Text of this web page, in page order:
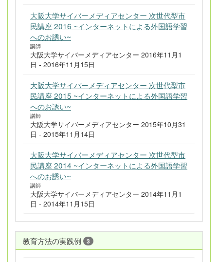
大阪大学サイバーメディアセンター 次世代型市
民講座 2016 ~インターネットによる外国語学習
へのお誘い~
講師
大阪大学サイバーメディアセンター 2016年11月1
日 - 2016年11月15日
大阪大学サイバーメディアセンター 次世代型市
民講座 2015 ~インターネットによる外国語学習
へのお誘い~
講師
大阪大学サイバーメディアセンター 2015年10月31
日 - 2015年11月14日
大阪大学サイバーメディアセンター 次世代型市
民講座 2014 ~インターネットによる外国語学習
へのお誘い~
講師
大阪大学サイバーメディアセンター 2014年11月1
日 - 2014年11月15日
教育方法の実践例 3